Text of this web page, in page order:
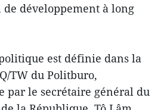
de développement à long
est définie dans la
TW du Politburo,
par le secrétaire général du